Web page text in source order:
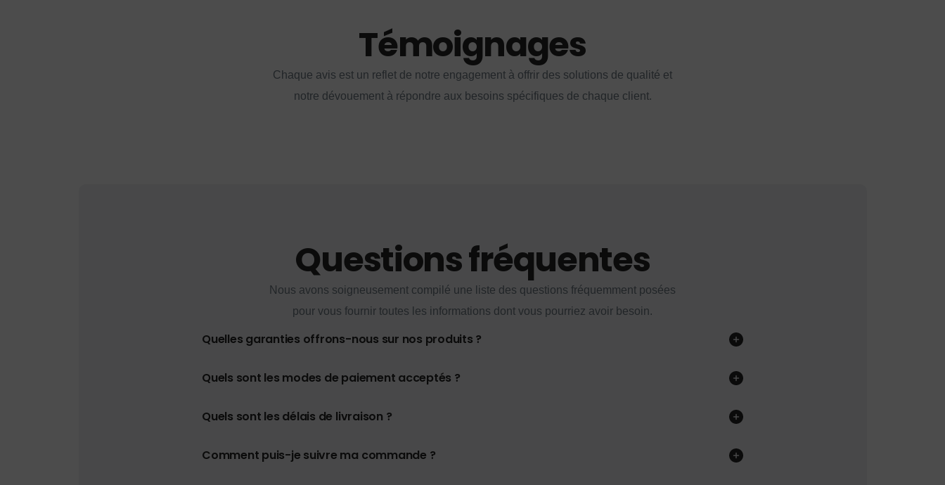
Témoignages
Chaque avis est un reflet de notre engagement à offrir des solutions de qualité et
notre dévouement à répondre aux besoins spécifiques de chaque client.
Questions fréquentes
Nous avons soigneusement compilé une liste des questions fréquemment posées
pour vous fournir toutes les informations dont vous pourriez avoir besoin.
Quelles garanties offrons-nous sur nos produits ?
Quels sont les modes de paiement acceptés ?
Quels sont les délais de livraison ?
Comment puis-je suivre ma commande ?